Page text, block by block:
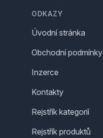
ODKAZY
Úvodní stránka
Obchodní podmínky
Inzerce
Kontakty
Rejstřík kategorií
Rejstřík produktů